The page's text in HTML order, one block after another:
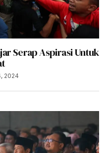
Serap Aspirasi Untuk
2024